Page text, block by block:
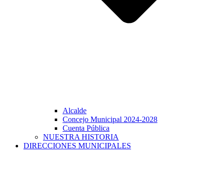
Alcalde
Concejo Municipal 2024-2028
Cuenta Pública
NUESTRA HISTORIA
DIRECCIONES MUNICIPALES